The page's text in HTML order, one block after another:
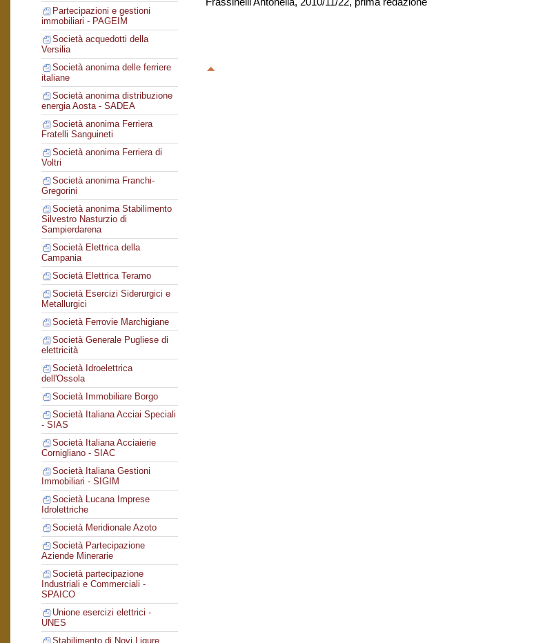
Partecipazioni e gestioni
immobiliari - PAGEIM
Società acquedotti della
Versilia
Società anonima delle ferriere
italiane
Società anonima distribuzione
energia Aosta - SADEA
Società anonima Ferriera
Fratelli Sanguineti
Società anonima Ferriera di
Voltri
Società anonima Franchi-
Gregorini
Società anonima Stabilimento
Silvestro Nasturzio di
Sampierdarena
Società Elettrica della
Campania
Società Elettrica Teramo
Società Esercizi Siderurgici e
Metallurgici
Società Ferrovie Marchigiane
Società Generale Pugliese di
elettricità
Società Idroelettrica
dell'Ossola
Società Immobiliare Borgo
Società Italiana Acciai Speciali
- SIAS
Società Italiana Acciaierie
Cornigliano - SIAC
Società Italiana Gestioni
Immobiliari - SIGIM
Società Lucana Imprese
Idrolettriche
Società Meridionale Azoto
Società Partecipazione
Aziende Minerarie
Società partecipazione
Industriali e Commerciali -
SPAICO
Unione esercizi elettrici -
UNES
Stabilimento di Novi Ligure